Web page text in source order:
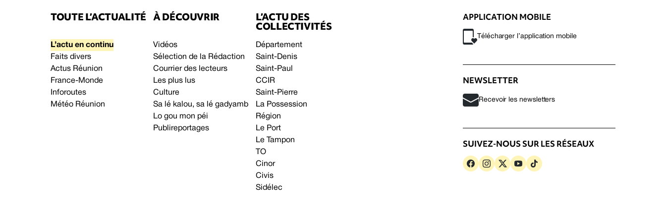
TOUTE L’ACTUALITÉ
L’actu en continu
Faits divers
Actus Réunion
France-Monde
Inforoutes
Météo Réunion
À DÉCOUVRIR
Vidéos
Sélection de la Rédaction
Courrier des lecteurs
Les plus lus
Culture
Sa lé kalou, sa lé gadyamb
Lo gou mon péi
Publireportages
L’ACTU DES
COLLECTIVITÉS
Département
Saint-Denis
Saint-Paul
CCIR
Saint-Pierre
La Possession
Région
Le Port
Le Tampon
TO
Cinor
Civis
Sidélec
APPLICATION MOBILE
Télécharger l’application mobile
NEWSLETTER
Recevoir les newsletters
SUIVEZ-NOUS SUR LES RÉSEAUX